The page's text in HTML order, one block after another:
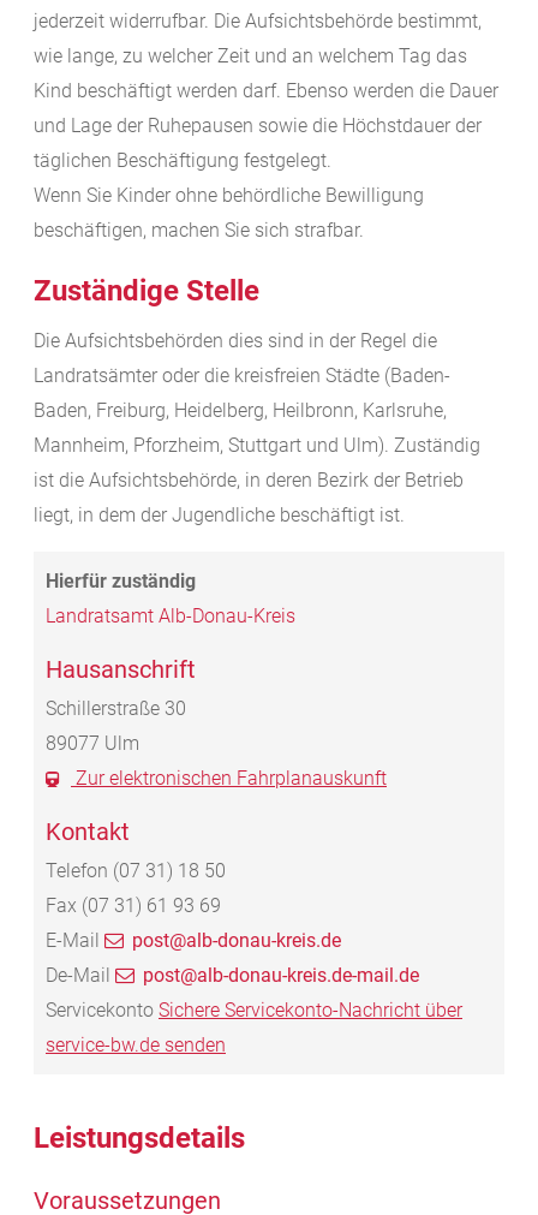
jederzeit widerrufbar. Die Aufsichtsbehörde bestimmt,
wie lange, zu welcher Zeit und an welchem Tag das
Kind beschäftigt werden darf. Ebenso werden die Dauer
und Lage der Ruhepausen sowie die Höchstdauer der
täglichen Beschäftigung festgelegt.
Wenn Sie Kinder ohne behördliche Bewilligung
beschäftigen, machen Sie sich strafbar.
Zuständige Stelle
Die Aufsichtsbehörden dies sind in der Regel die
Landratsämter oder die kreisfreien Städte (Baden-
Baden, Freiburg, Heidelberg, Heilbronn, Karlsruhe,
Mannheim, Pforzheim, Stuttgart und Ulm). Zuständig
ist die Aufsichtsbehörde, in deren Bezirk der Betrieb
liegt, in dem der Jugendliche beschäftigt ist.
Landratsamt Alb-Donau-Kreis
Hausanschrift
Schillerstraße 30
89077 Ulm
Zur elektronischen Fahrplanauskunft
Kontakt
Telefon (07 31) 18 50
Fax (07 31) 61 93 69
E-Mail
post@alb-donau-kreis.de
De-Mail
post@alb-donau-kreis.de-mail.de
Servicekonto Sichere Servicekonto-Nachricht über
service-bw.de senden
Leistungsdetails
Voraussetzungen